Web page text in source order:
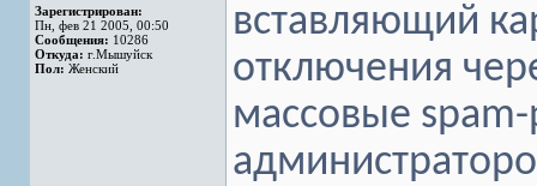
Зарегистрирован:
Пн, фев 21 2005, 00:50
Сообщения: 10286
Откуда: г.Мышуйск
Пол: Женский
вставляющий
отключения
массовые